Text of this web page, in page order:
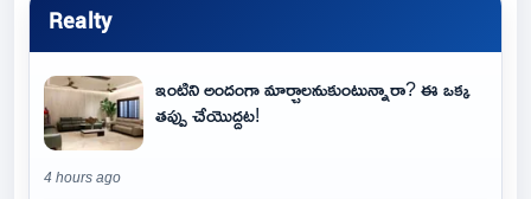
Realty
ఇంటిని అందంగా మార్చాలనుకుంటున్నారా? ఈ ఒక్క
తప్పు చేయొద్దట!
4 hours ago